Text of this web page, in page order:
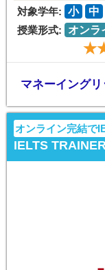
対象学年: 小 中
授業形式:
オンラ
マネーイングリ
オンライン完結で
IELTS